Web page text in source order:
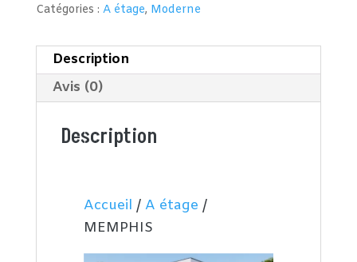
Catégories : A étage, Moderne
Description
Avis (0)
Description
Accueil /A étage /
MEMPHIS